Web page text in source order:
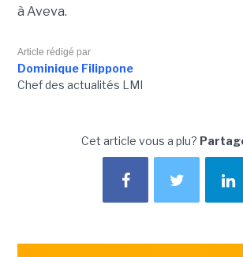
à Aveva.
Article rédigé par
Dominique Filippone
Chef des actualités LMI
Cet article vous a plu?